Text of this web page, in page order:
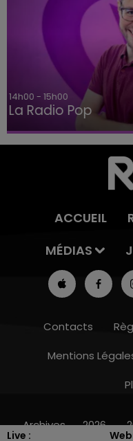
Live :
10h00 -
15h00 - 19h00
Le Club
ACCUEIL
MÉDIAS
Contacts
Mentions
Archives 2026